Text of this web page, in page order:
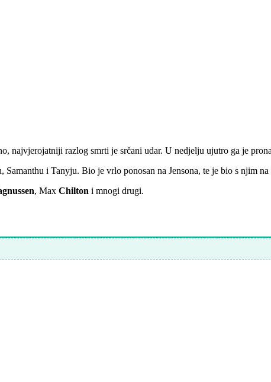
najvjerojatniji razlog smrti je srčani udar. U nedjelju ujutro ga je
Samanthu i Tanyju. Bio je vrlo ponosan na Jensona, te je bio s njim
, Max Chilton i mnogi drugi.